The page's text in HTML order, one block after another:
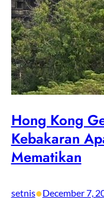
Hong Kong
Kebakaran
Mematikan
setnis•December 7,